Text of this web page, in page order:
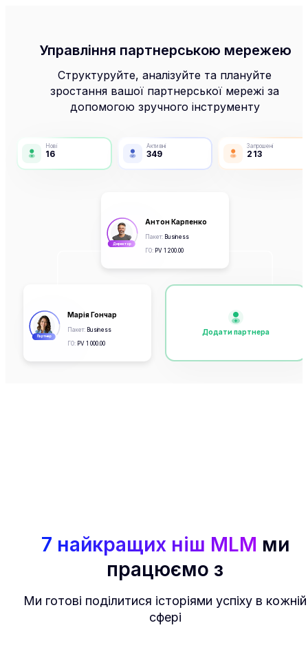
Управління партнерською мережею
Структуруйте, аналізуйте та плануйте
зростання вашої партнерської мережі за
допомогою зручного інструменту
Нові
16
Активні
349
Запрошені
213
Директор
Антон Карпенко
Пакет: Business
ГО: PV 1 200.00
Партнер
Марія Гончар
Пакет: Business
ГО: PV 1 000.00
Додати партнера
7 найкращих ніш MLM ми
працюємо з
Ми готові поділитися історіями успіху в кожній
сфері